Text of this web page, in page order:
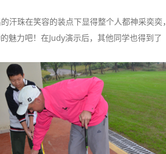
汗珠在笑容的装点下显得整个人都神采奕奕，
魅力吧！在Judy演示后，其他同学也得到了